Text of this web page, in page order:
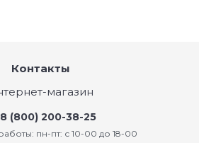
Контакты
магазин
8 (800) 200-38-25
пн-пт: с 10-00 до 18-00